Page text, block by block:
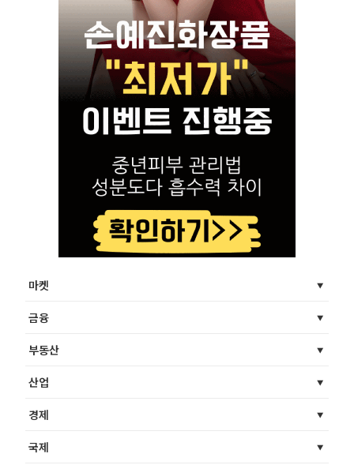
마켓
금융
부동산
산업
경제
국제